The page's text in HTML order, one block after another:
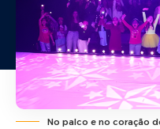
No palco e no coração